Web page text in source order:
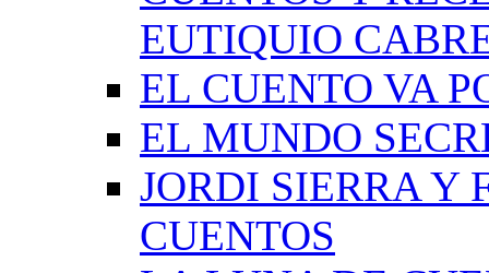
EUTIQUIO
EL CUENTO VA
EL MUNDO
JORDI SIERRA Y
CUENTOS